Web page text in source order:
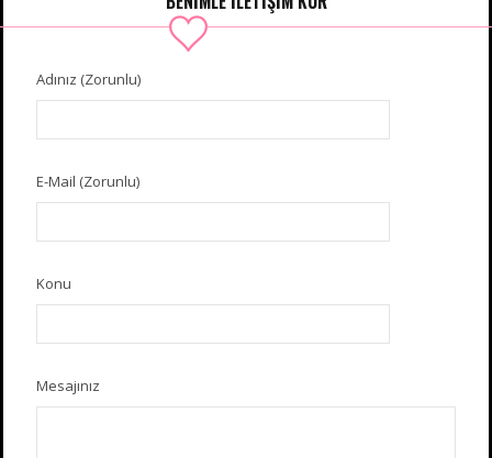
Adınız (Zorunlu)
E-Mail (Zorunlu)
Konu
Mesajınız